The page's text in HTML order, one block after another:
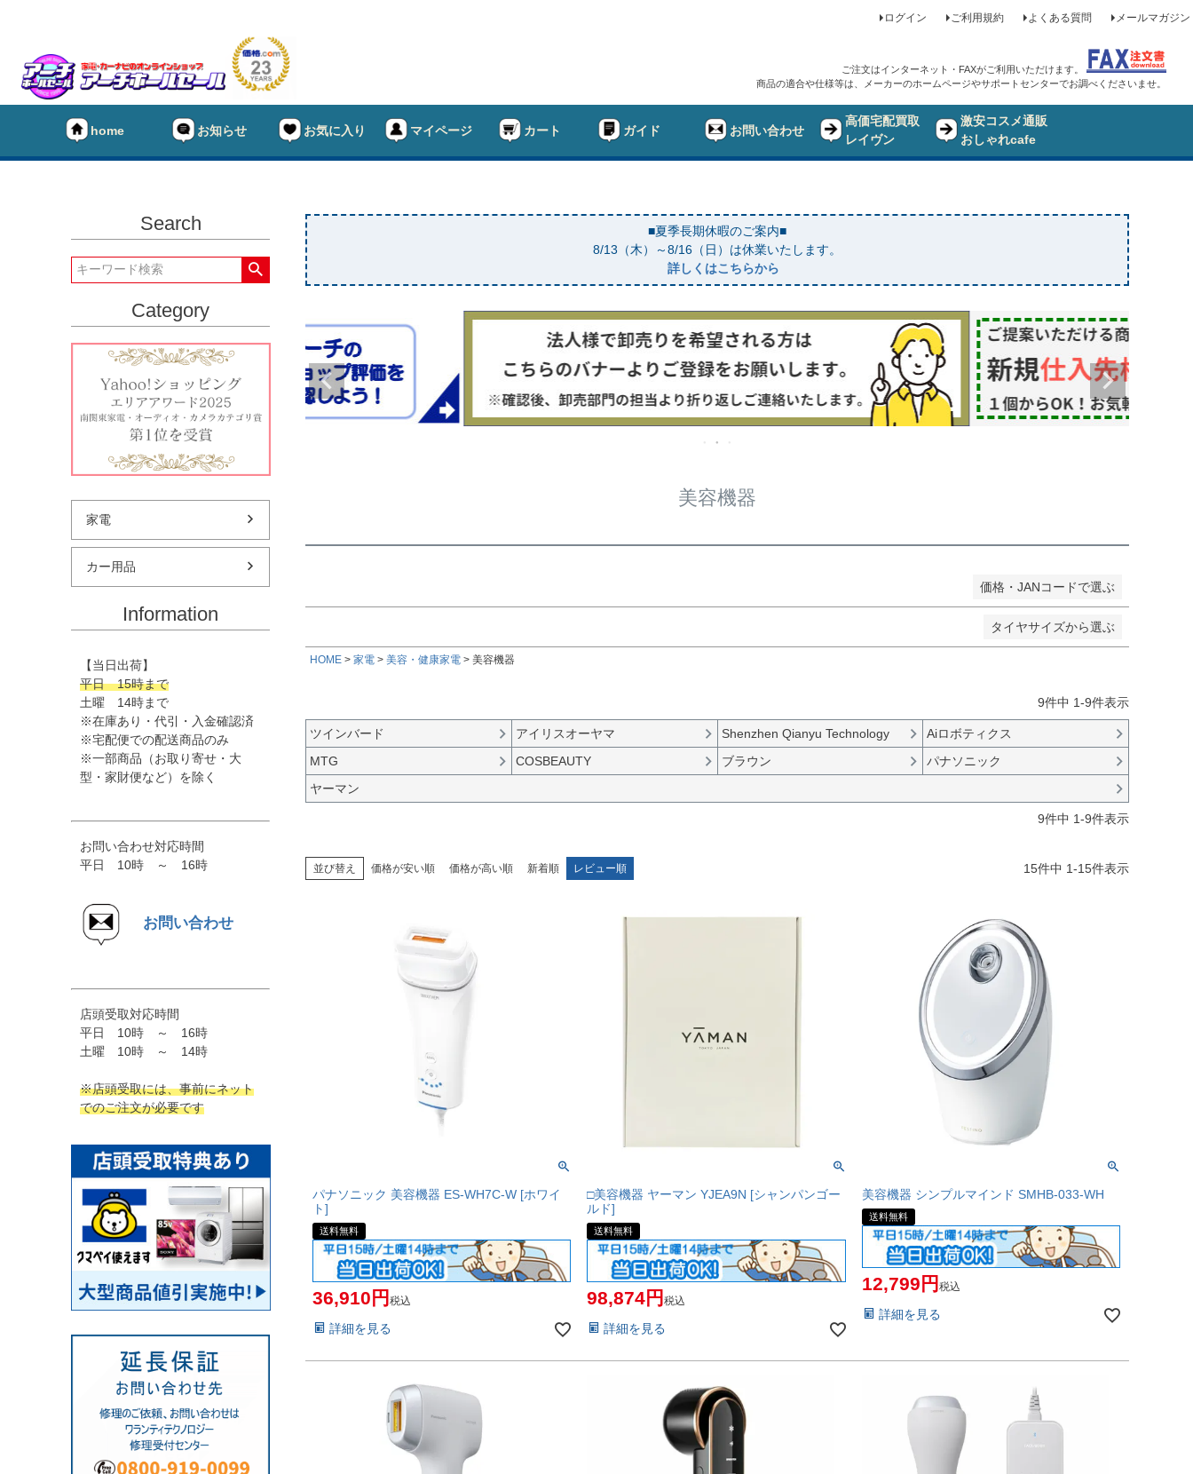
ログイン ご利用規約 よくある質問 メールマガジン
ご注文はインターネット・FAXがご利用いただけます。
商品の適合や仕様等は、メーカーのホームページやサポートセンターでお調べくださいませ。
home お知らせ お気に入り マイページ カート ガイド お問い合わせ
高価宅配買取
レイヴン
激安コスメ通販
おしゃれcafe
Search
Category
家電
カー用品
Information
【当日出荷】
平日 15時まで
土曜 14時まで
※在庫あり・代引・入金確認済
※宅配便での配送商品のみ
※一部商品（お取り寄せ・大
型・家財便など）を除く
お問い合わせ対応時間
平日 10時 ～ 16時
お問い合わせ
店頭受取対応時間
平日 10時 ～ 16時
土曜 10時 ～ 14時
※店頭受取には、事前にネット
でのご注文が必要です
■夏季長期休暇のご案内■
8/13（木）～8/16（日）は休業いたします。
詳しくはこちらから
美容機器
価格・JANコードで選ぶ
キーワード
在庫なし商品
在庫なし商品を表示しない
検索
タイヤサイズから選ぶ
★タイヤ幅
HOME 家電 美容・健康家電 美容機器
9件中 1-9件表示
ツインバード アイリスオーヤマ Shenzhen Qianyu Technology
Aiロボティクス
MTG
COSBEAUTY ブラウン
パナソニック
ヤーマン
9件中 1-9件表示
並び替え 価格が安い順 価格が高い順 新着順 レビュー順 15件中 1-15件表示
パナソニック 美容機器 ES-WH7C-W [ホワイ
ト]
送料無料
36,910 税込
詳細を見る
□美容機器 ヤーマン YJEA9N [シャンパンゴー
ルド]
送料無料
98,874 税込
詳細を見る
美容機器 シンプルマインド SMHB-033-WH
送料無料
12,799 税込
詳細を見る